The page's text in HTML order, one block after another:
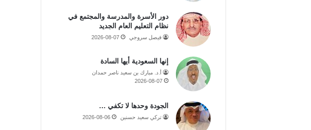
دور الأسرة والمدرسة والمجتمع في
نظام التعليم العام الجديد
فيصل سروجي 2026-08-07
إنها السعودية أيها السادة
أ.د. مبارك بن سعيد ناصر حمدان
2026-08-07
الجودة وحدها لا تكفي …
تركي سعيد حسنين 2026-08-06